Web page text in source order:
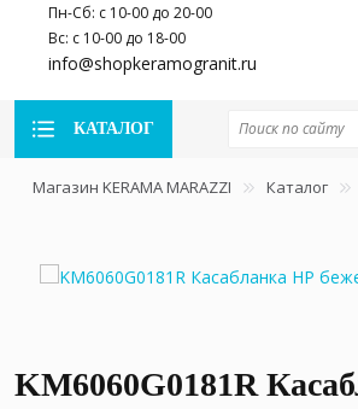
Пн-Сб: с 10-00 до 20-00
Вс: с 10-00 до 18-00
info@shopkeramogranit.ru
КАТАЛОГ
Магазин KERAMA MARAZZI Каталог
KM6060G0181R